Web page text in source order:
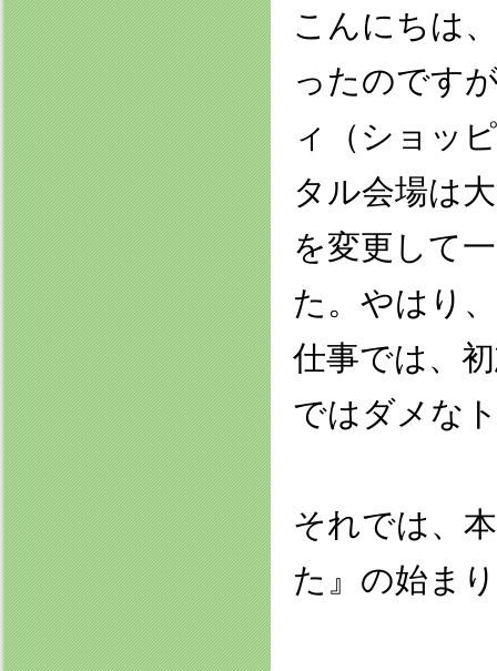
こんにちは
ったのです
ィ（ショッ
タル会場は
を変更して
た。やはり
仕事では、
ではダメな
それでは、
た』の始ま